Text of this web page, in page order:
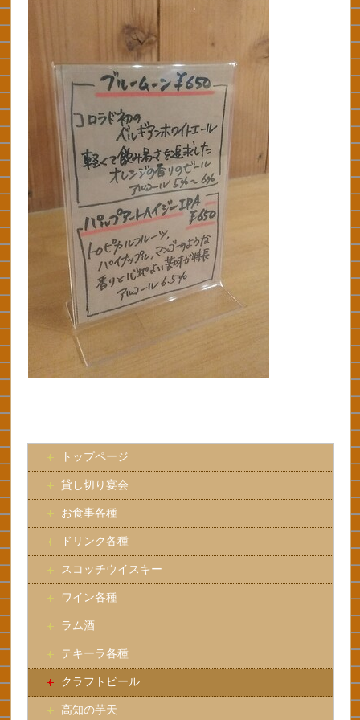
トップページ
貸し切り宴会
お食事各種
ドリンク各種
スコッチウイスキー
ワイン各種
ラム酒
テキーラ各種
クラフトビール
高知の芋天